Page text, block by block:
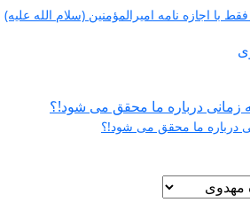
با اجازه نامه امیرالمؤمنین (سلام الله علیه)
درباره ما محقق می شود!؟